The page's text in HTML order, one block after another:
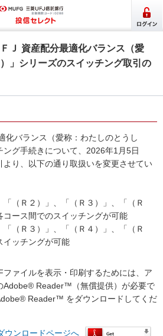
Ｊ 資産配分最適化バランス（愛
」シリーズのスイッチング取引の
化バランス（愛称：わたしのとうし
ング手続きについて、2026年1月5日
より、以下の通り取扱いを変更させてい
「（Ｒ２）」、「（Ｒ３）」、「（Ｒ
コース間でのスイッチングが可能
「（Ｒ３）」、「（Ｒ４）」、「（Ｒ
イッチングが可能
ァイルを表示・印刷するためには、ア
Adobe® Reader™（無償提供）が必要で
Reader™ をダウンロードしてくだ
ンロードページへ